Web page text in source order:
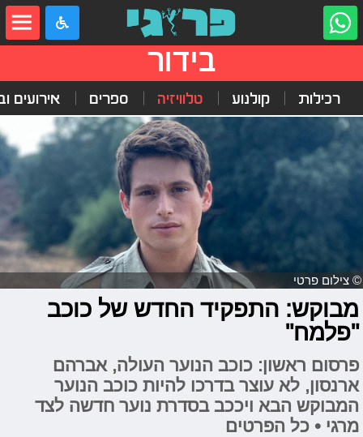
בידור
רכילות קולנוע טלוויזיה ספרים אירועים
© צילום פרטי
מבוקש: התפקיד החדש של כוכב
"פלמח"
פרסום ראשון: כוכב הנוער העולה, אברהם
ארנסון, לא עוצר בדרכו להיות כוכב הנוער
המבוקש הבא ויככב בסדרת נוער חדשה לצד
מרגי • כל הפרטים